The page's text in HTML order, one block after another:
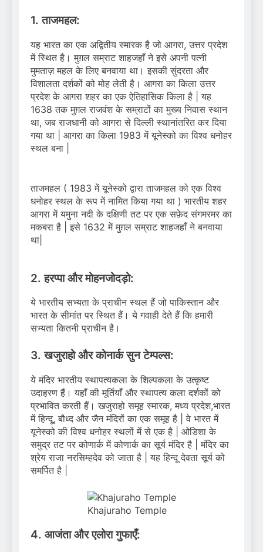
1. ताजमहल:
यह भारत का एक अद्वितीय स्मारक है जो आगरा, उत्तर प्रदेश
में स्थित है। मुग़ल सम्राट शाहजहाँ ने इसे अपनी पत्नी
मुमताज़ महल के लिए बनवाया था। इसकी सुंदरता और
विशालता दर्शकों को मोह लेती है। आगरा का किला उत्तर
प्रदेश के आगरा शहर का एक ऐतिहासिक किला है | यह
1638 तक मुग़ल राजवंश के सम्राटों का मुख्य निवास स्थान
था, जब राजधानी को आगरा से दिल्ली स्थानांतरित कर दिया
गया था | आगरा का किला 1983 में यूनेस्को का विश्व धनोहर
स्थल बना |
ताजमहल ( 1983 में यूनेस्को द्वारा ताजमहल को एक विश्व
धनोहर स्थल के रूप में नामित किया गया था ) भारतीय शहर
आगरा में यमुना नदी के दक्षिणी तट पर एक सफ़ेद संगमरमर का
मकबरा है | इसे 1632 में मुग़ल सम्राट शाहजहाँ ने बनवाया
था|
2. हरप्पा और मोहनजोदड़ो:
ये भारतीय सभ्यता के प्राचीन स्थल हैं जो पाकिस्तान और
भारत के सीमांत पर स्थित हैं। ये गवाही देते हैं कि हमारी
सभ्यता कितनी प्राचीन है।
3. खजुराहो और कोनार्क सुन टेम्पल्स:
ये मंदिर भारतीय स्थापत्यकला के शिल्पकला के उत्कृष्ट
उदाहरण हैं। यहाँ की मूर्तियाँ और स्थापत्य कला दर्शकों को
प्रभावित करती हैं। खजुराहो समूह स्मारक, मध्य प्रदेश,भारत
में हिन्दू, बौध्द और जैन मंदिरों का एक समूह है | वे भारत में
यूनेस्को की विश्व धनोहर स्थलों में से एक है | ओडिशा के
समुद्र तट पर कोणार्क में कोणार्क का सूर्य मंदिर है | मंदिर का
श्रेय राजा नरसिम्हदेव को जाता है | यह हिन्दू देवता सूर्य को
समर्पित है |
Khajuraho Temple
4. आजंता और एलोरा गुफाएँ: